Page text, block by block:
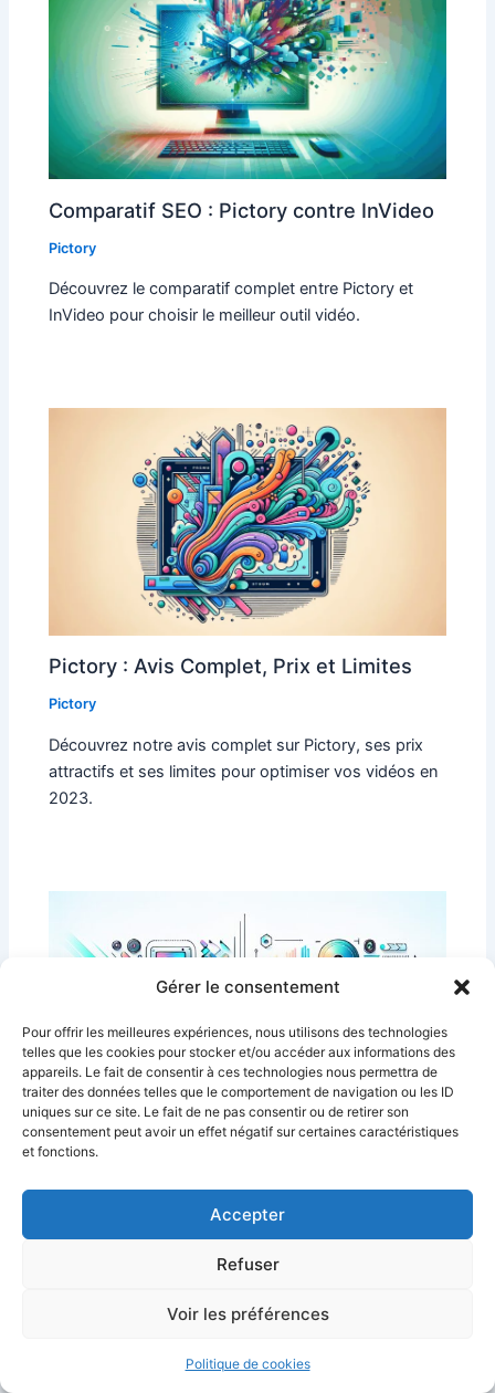
Gérer le consentement
Pour offrir les meilleures expériences, nous utilisons des technologies
telles que les cookies pour stocker et/ou accéder aux informations des
appareils. Le fait de consentir à ces technologies nous permettra de
traiter des données telles que le comportement de navigation ou les ID
uniques sur ce site. Le fait de ne pas consentir ou de retirer son
consentement peut avoir un effet négatif sur certaines caractéristiques
et fonctions.
Accepter
Refuser
Voir les préférences
Politique de cookies
Comparatif SEO : Pictory contre InVideo
Pictory
Découvrez le comparatif complet entre Pictory et
InVideo pour choisir le meilleur outil vidéo.
Pictory : Avis Complet, Prix et Limites
Pictory
Découvrez notre avis complet sur Pictory, ses prix
attractifs et ses limites pour optimiser vos vidéos en
2023.
Pictory vs OpusClip : le meilleur outil IA